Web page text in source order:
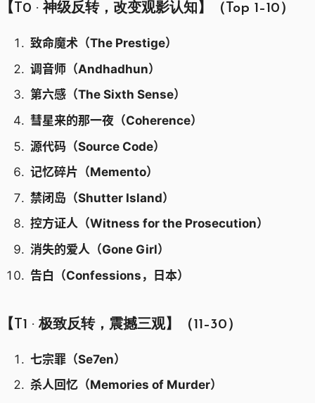
【T0 · 神级反转，改变观影认知】（Top 1–10）
致命魔术（The Prestige）
调音师（Andhadhun）
第六感（The Sixth Sense）
彗星来的那一夜（Coherence）
源代码（Source Code）
记忆碎片（Memento）
禁闭岛（Shutter Island）
控方证人（Witness for the Prosecution）
消失的爱人（Gone Girl）
告白（Confessions，日本）
【T1 · 极致反转，震撼三观】（11–30）
七宗罪（Se7en）
杀人回忆（Memories of Murder）